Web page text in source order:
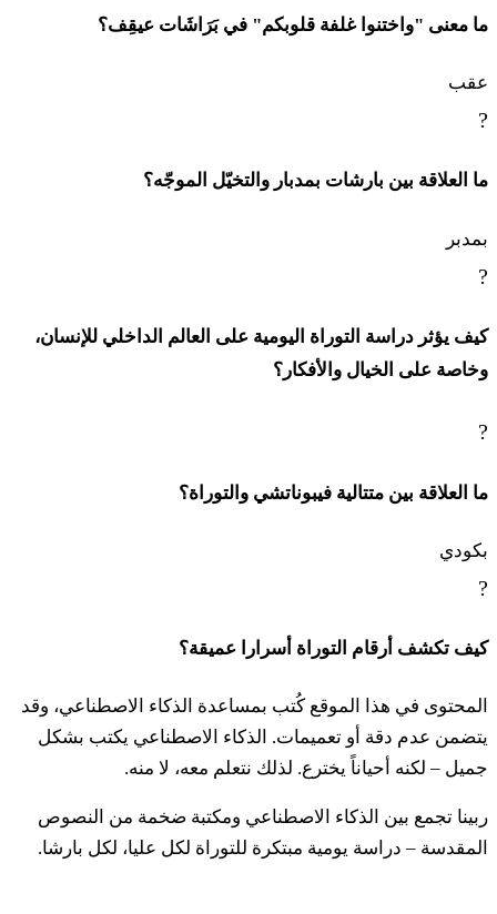
ما معنى "واختنوا غلفة قلوبكم" في بَرَاشَات عيقِف؟
عقب
?
ما العلاقة بين بارشات بمدبار والتخيّل الموجّه؟
بمدبر
?
كيف يؤثر دراسة التوراة اليومية على العالم الداخلي للإنسان،
وخاصة على الخيال والأفكار؟
?
ما العلاقة بين متتالية فيبوناتشي والتوراة؟
بكودي
?
كيف تكشف أرقام التوراة أسرارا عميقة؟
المحتوى في هذا الموقع كُتب بمساعدة الذكاء الاصطناعي، وقد
يتضمن عدم دقة أو تعميمات. الذكاء الاصطناعي يكتب بشكل
جميل – لكنه أحياناً يخترع. لذلك نتعلم معه، لا منه.
ربينا تجمع بين الذكاء الاصطناعي ومكتبة ضخمة من النصوص
المقدسة – دراسة يومية مبتكرة للتوراة لكل عليا، لكل بارشا.